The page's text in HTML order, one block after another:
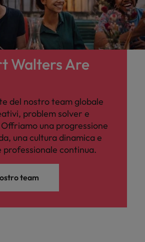
Walters Are
del nostro team globale
problem solver e
una progressione
una cultura dinamica e
professionale continua.
team